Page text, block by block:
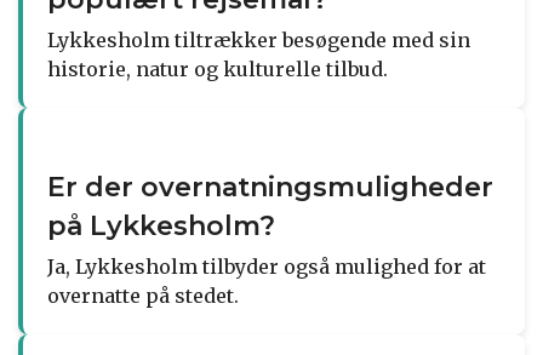
Lykkesholm tiltrækker besøgende med sin
historie, natur og kulturelle tilbud.
Er der overnatningsmuligheder
på Lykkesholm?
Ja, Lykkesholm tilbyder også mulighed for at
overnatte på stedet.